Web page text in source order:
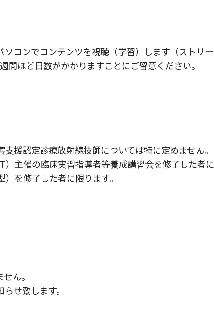
コンでコンテンツを視聴（学習）します（ストリー
ほど日数がかかりますことにご留意ください。
援認定診療放射線技師については特に定めません。
主催の臨床実習指導者等養成講習会を修了した者に
を修了した者に限ります。
ん。
せ致します。